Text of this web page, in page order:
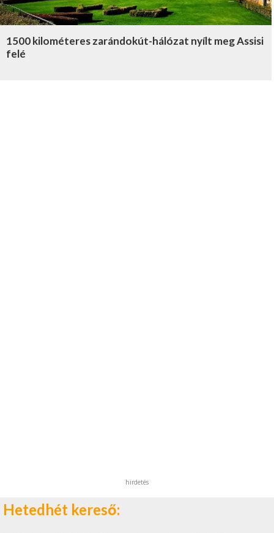
1500 kilométeres zarándokút-hálózat nyílt meg Assisi
felé
hirdetés
Hetedhét kereső: